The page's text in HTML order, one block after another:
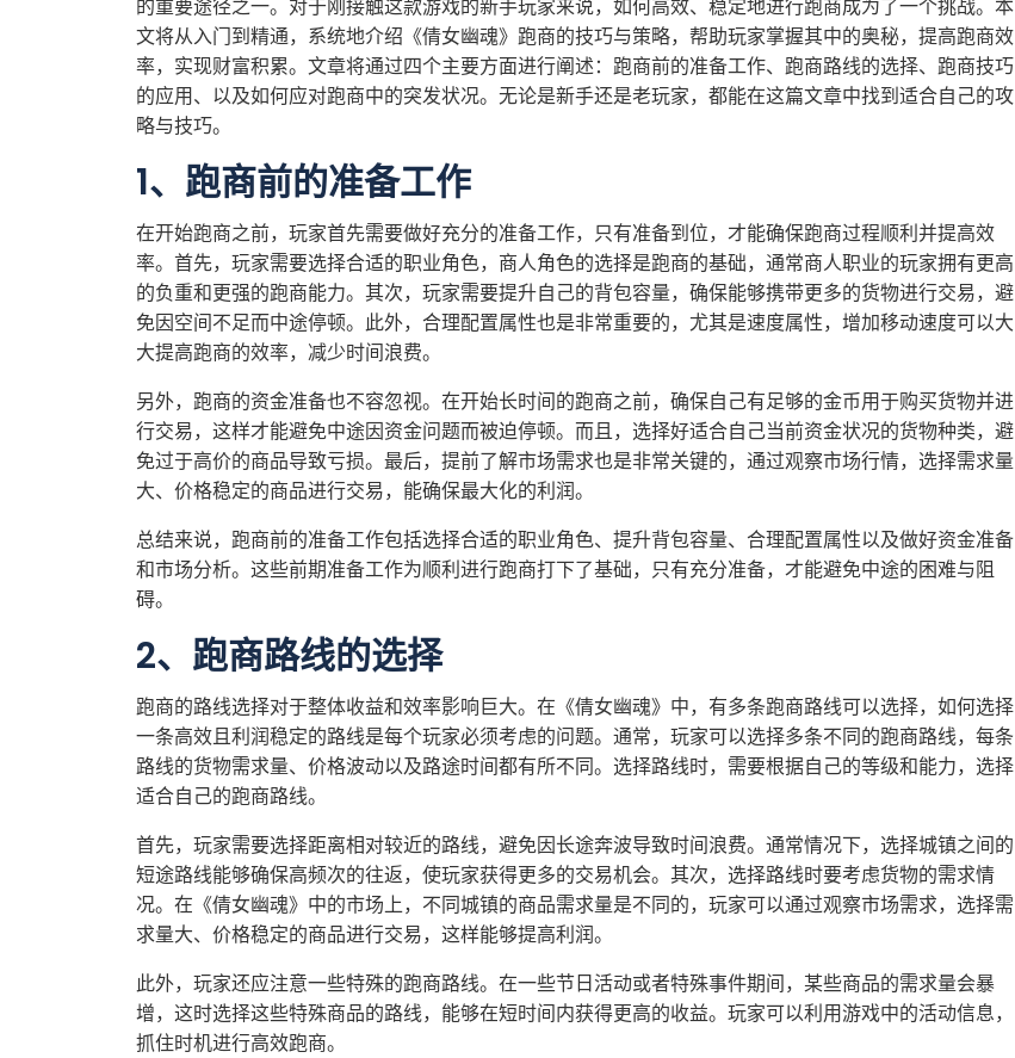
的重要途径之一。对于刚接触这款游戏的新手玩家来说，如何高效、稳定地进行跑商成为了一个挑战。本
文将从入门到精通，系统地介绍《倩女幽魂》跑商的技巧与策略，帮助玩家掌握其中的奥秘，提高跑商效
率，实现财富积累。文章将通过四个主要方面进行阐述：跑商前的准备工作、跑商路线的选择、跑商技巧
的应用、以及如何应对跑商中的突发状况。无论是新手还是老玩家，都能在这篇文章中找到适合自己的攻
略与技巧。
1、跑商前的准备工作
在开始跑商之前，玩家首先需要做好充分的准备工作，只有准备到位，才能确保跑商过程顺利并提高效
率。首先，玩家需要选择合适的职业角色，商人角色的选择是跑商的基础，通常商人职业的玩家拥有更高
的负重和更强的跑商能力。其次，玩家需要提升自己的背包容量，确保能够携带更多的货物进行交易，避
免因空间不足而中途停顿。此外，合理配置属性也是非常重要的，尤其是速度属性，增加移动速度可以大
大提高跑商的效率，减少时间浪费。
另外，跑商的资金准备也不容忽视。在开始长时间的跑商之前，确保自己有足够的金币用于购买货物并进
行交易，这样才能避免中途因资金问题而被迫停顿。而且，选择好适合自己当前资金状况的货物种类，避
免过于高价的商品导致亏损。最后，提前了解市场需求也是非常关键的，通过观察市场行情，选择需求量
大、价格稳定的商品进行交易，能确保最大化的利润。
总结来说，跑商前的准备工作包括选择合适的职业角色、提升背包容量、合理配置属性以及做好资金准备
和市场分析。这些前期准备工作为顺利进行跑商打下了基础，只有充分准备，才能避免中途的困难与阻
碍。
2、跑商路线的选择
跑商的路线选择对于整体收益和效率影响巨大。在《倩女幽魂》中，有多条跑商路线可以选择，如何选择
一条高效且利润稳定的路线是每个玩家必须考虑的问题。通常，玩家可以选择多条不同的跑商路线，每条
路线的货物需求量、价格波动以及路途时间都有所不同。选择路线时，需要根据自己的等级和能力，选择
适合自己的跑商路线。
首先，玩家需要选择距离相对较近的路线，避免因长途奔波导致时间浪费。通常情况下，选择城镇之间的
短途路线能够确保高频次的往返，使玩家获得更多的交易机会。其次，选择路线时要考虑货物的需求情
况。在《倩女幽魂》中的市场上，不同城镇的商品需求量是不同的，玩家可以通过观察市场需求，选择需
求量大、价格稳定的商品进行交易，这样能够提高利润。
此外，玩家还应注意一些特殊的跑商路线。在一些节日活动或者特殊事件期间，某些商品的需求量会暴
增，这时选择这些特殊商品的路线，能够在短时间内获得更高的收益。玩家可以利用游戏中的活动信息，
抓住时机进行高效跑商。